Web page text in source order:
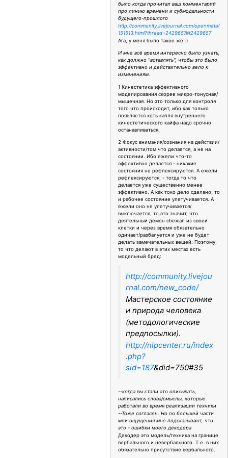
было когда прочитал ваш комментарий
про линию времени и субмодальности
будущего-прошлого
http://community.livejournal.com/openmeta/
151513.html?thread=2429657#t2429657
Ага, у меня было такое же :)
И мне всё время интересно было узнать,
как должно "вставлять", чтобы это было
эффективно и действительно вело к
изменениям.
1 Кинестетика эффективного
моделирования скорее микро-тонусная/
мышечная. Но это только для контроля
того что происходит, ибо как только
появляется хоть капля внутреннего
кинестетического кайфа надо срочно
останавливаться.
2 Фокус внимания/сознания на действии/
активности/том что делается, а не на
состоянии. Ибо ежели что-то
эффективно делается - никакие
состояния не рефлексируются. А ежели
рефлексируются, - тогда то что
делается уже существенно менее
эффективно. А как токо дело сделано, то
и рабочее состояние улетучивается. А
ежели оно не улетучивается/
выключается, то это значит, что
деятельный демон сбежал из своей
клетки и через время обязательно
одичает/разбалуется и уже не будет
делать замечательных вещей. Поэтому,
то что делают в этих местах есть
модельный бред:
http://community.livejou
rnal.com/new_code/
Мастерское состояние
и природа человека
(методологические
предпосылки).
http://nlpcenter.ru/index
.php?
sid=187&did=750#35
--когда вы стали это описывать,
написались слова/смыслы, которые
работали во время реализации техники
--Тоже согласен. Но по большей части
мои ощущения мне подсказывают, что
это - ошибки моего декодера
Декодер это модель/техника на границе
вербального и невербального. Т.е. в них
обязательно присутствие вербального.